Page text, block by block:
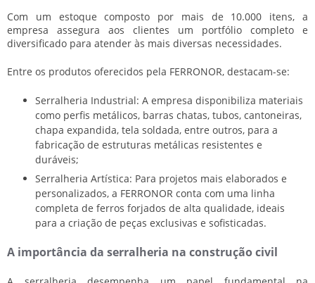
Com um estoque composto por mais de 10.000 itens, a
empresa assegura aos clientes um portfólio completo e
diversificado para atender às mais diversas necessidades.
Entre os produtos oferecidos pela FERRONOR, destacam-se:
Serralheria Industrial: A empresa disponibiliza materiais
como perfis metálicos, barras chatas, tubos, cantoneiras,
chapa expandida, tela soldada, entre outros, para a
fabricação de estruturas metálicas resistentes e
duráveis;
Serralheria Artística: Para projetos mais elaborados e
personalizados, a FERRONOR conta com uma linha
completa de ferros forjados de alta qualidade, ideais
para a criação de peças exclusivas e sofisticadas.
A importância da serralheria na construção civil